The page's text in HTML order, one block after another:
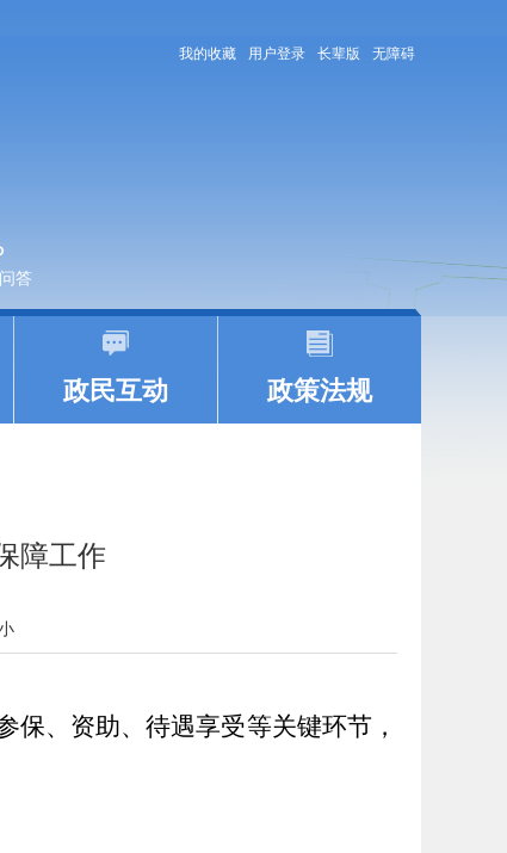
我的收藏 用户登录 长辈版 无障碍
答
政民互动 政策法规
障工作
、资助、待遇享受等关键环节，